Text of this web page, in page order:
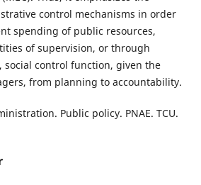
control mechanisms in order
spending of public resources,
of supervision, or through
control function, given the
from planning to accountability.
Public policy. PNAE. TCU.